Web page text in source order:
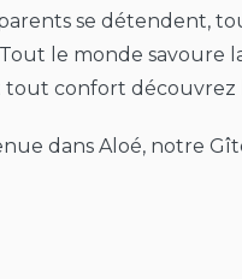
se détendent,
Tout le monde savoure
tout confort découvrez
dans Aloé, notre